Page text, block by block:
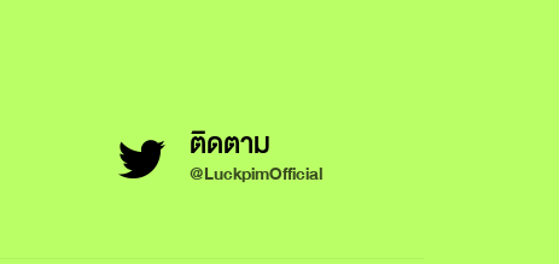
ติดตาม
@LuckpimOfficial